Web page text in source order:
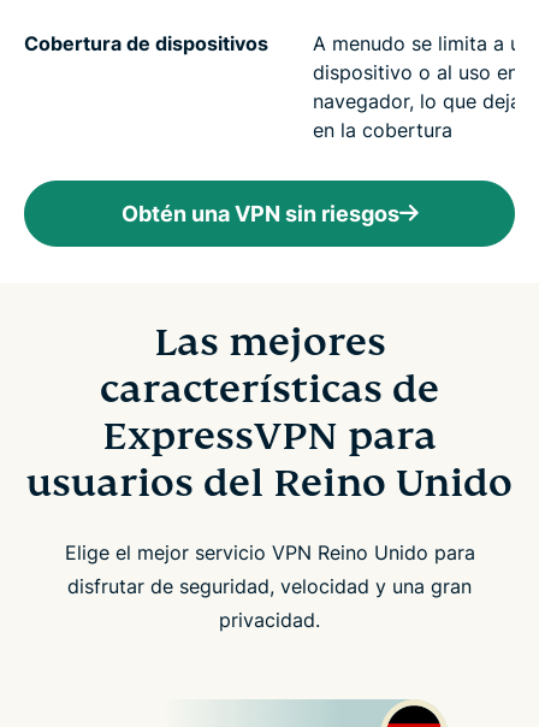
Cobertura de dispositivos
A menudo se limita a un
dispositivo o al uso en
navegador, lo que deja
en la cobertura
Obtén una VPN sin riesgos
Las mejores
características de
ExpressVPN para
usuarios del Reino Unido
Elige el mejor servicio VPN Reino Unido para
disfrutar de seguridad, velocidad y una gran
privacidad.